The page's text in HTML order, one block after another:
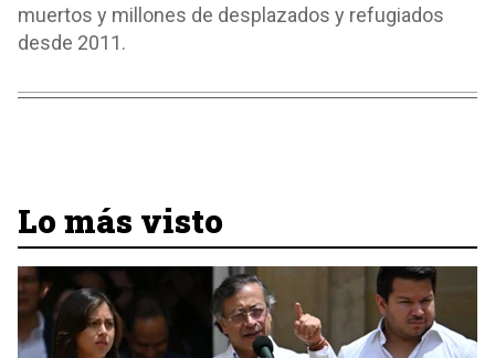
muertos y millones de desplazados y refugiados
desde 2011.
Lo más visto